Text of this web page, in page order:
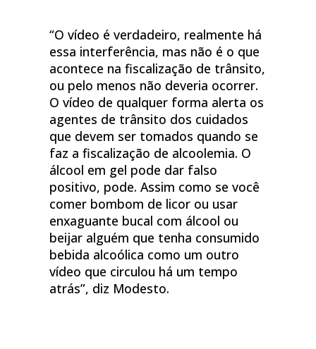
“O vídeo é verdadeiro, realmente há
essa interferência, mas não é o que
acontece na fiscalização de trânsito,
ou pelo menos não deveria ocorrer.
O vídeo de qualquer forma alerta os
agentes de trânsito dos cuidados
que devem ser tomados quando se
faz a fiscalização de alcoolemia. O
álcool em gel pode dar falso
positivo, pode. Assim como se você
comer bombom de licor ou usar
enxaguante bucal com álcool ou
beijar alguém que tenha consumido
bebida alcoólica como um outro
vídeo que circulou há um tempo
atrás”, diz Modesto.